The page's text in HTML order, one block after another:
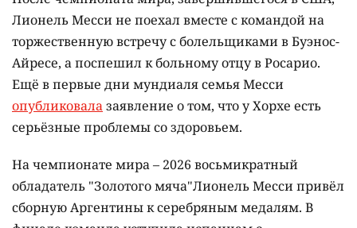
Лионель Месси не поехал вместе с командой на
торжественную встречу с болельщиками в Буэнос-
Айресе, а поспешил к больному отцу в Росарио.
Ещё в первые дни мундиаля семья Месси
опубликовалазаявление о том, что у Хорхе есть
серьёзные проблемы со здоровьем.
На чемпионате мира – 2026 восьмикратный
обладатель "Золотого мяча"Лионель Месси привёл
сборную Аргентины к серебряным медалям. В